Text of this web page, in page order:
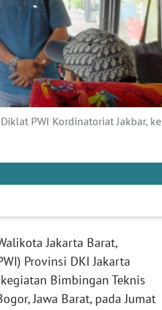
PWI Kordinatoriat Jakbar, ke
Jakarta Barat,
Provinsi DKI Jakarta
Bimbingan Teknis
Jawa Barat, pada Jumat